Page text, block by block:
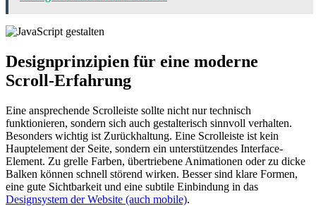
Designprinzipien für eine moderne
Scroll-Erfahrung
Eine ansprechende Scrolleiste sollte nicht nur technisch
funktionieren, sondern sich auch gestalterisch sinnvoll verhalten.
Besonders wichtig ist Zurückhaltung. Eine Scrolleiste ist kein
Hauptelement der Seite, sondern ein unterstützendes Interface-
Element. Zu grelle Farben, übertriebene Animationen oder zu dicke
Balken können schnell störend wirken. Besser sind klare Formen,
eine gute Sichtbarkeit und eine subtile Einbindung in das
Designsystem der Website (auch mobile).